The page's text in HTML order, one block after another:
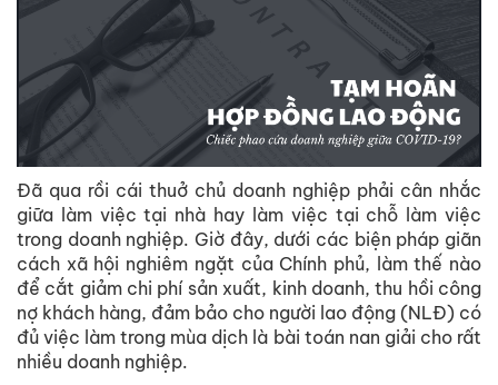
Đã qua rồi cái thuở chủ doanh nghiệp phải cân nhắc
giữa làm việc tại nhà hay làm việc tại chỗ làm việc
trong doanh nghiệp. Giờ đây, dưới các biện pháp giãn
cách xã hội nghiêm ngặt của Chính phủ, làm thế nào
để cắt giảm chi phí sản xuất, kinh doanh, thu hồi công
nợ khách hàng, đảm bảo cho người lao động (NLĐ) có
đủ việc làm trong mùa dịch là bài toán nan giải cho rất
nhiều doanh nghiệp.